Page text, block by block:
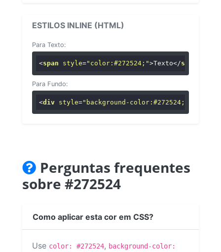
ESTILOS INLINE (HTML)
Para Texto:
<span style="color:#272524;">Texto</span
Para Fundo:
<div style="background-color:#272524;"
Perguntas frequentes
sobre #272524
Como aplicar esta cor em CSS?
Use color: #272524, background-color: